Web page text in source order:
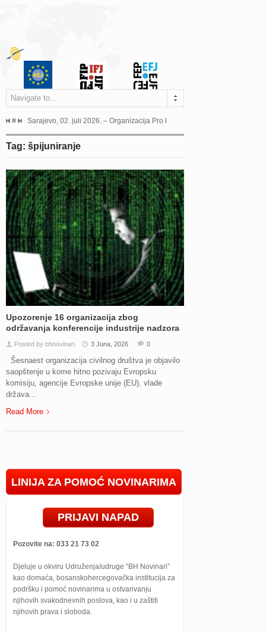
Navigate to...
Grada Sarajeva povodom Dana Sarajeva dugogodišnjoj...
Sarajevo, 02. juli 2026. – Organizacija Pro Educa juče je uspješno
Tag: špijuniranje
Upozorenje 16 organizacija zbog
održavanja konferencije industrije nadzora
Posted by bhnovinari 3 Juna, 2026 0
Šesnaest organizacija civilnog društva je objavilo
saopštenje u kome hitno pozivaju Evropsku
komisiju, agencije Evropske unije (EU), vlade
država...
Read More
LINIJA ZA POMOĆ NOVINARIMA
PRIJAVI NAPAD
Pozovite na: 033 21 73 02
Djeluje u okviru Udruženja/udruge “BH Novinari”
kao domaća, bosanskohercegovačka institucija za
podršku i pomoć novinarima u ostvarivanju
njihovih svakodnevnih poslova, kao i u zaštiti
njihovih prava i sloboda.